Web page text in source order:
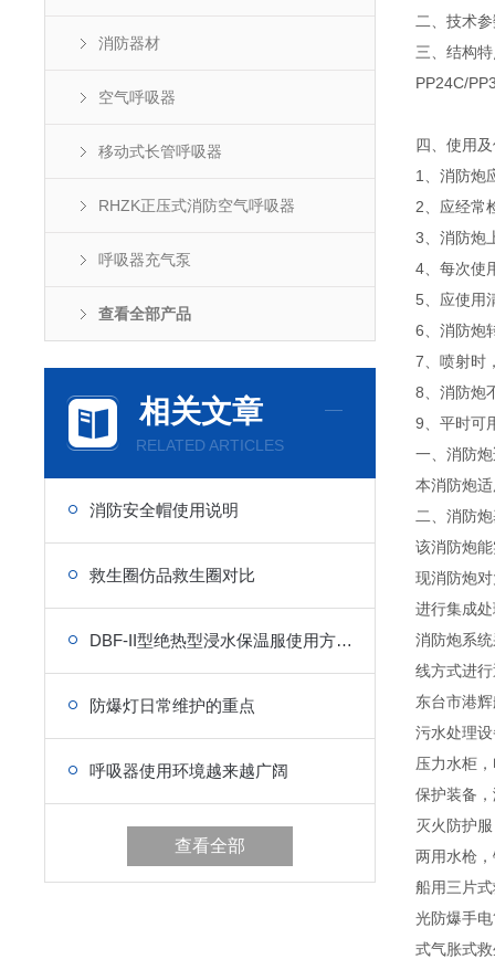
消防器材
空气呼吸器
移动式长管呼吸器
RHZK正压式消防空气呼吸器
呼吸器充气泵
查看全部产品
相关文章
RELATED ARTICLES
消防安全帽使用说明
救生圈仿品救生圈对比
DBF-II型绝热型浸水保温服使用方法及保存注意事项
防爆灯日常维护的重点
呼吸器使用环境越来越广阔
查看全部
二、技术
三、结构
PP24C/
四、使用
1、消防炮
2、应经常
3、消防炮
4、每次使
5、应使用
6、消防炮
7、喷射时
8、消防炮
9、平时可
一、消防
本消防炮
二、消防
该消防炮
现消防炮
进行集成
消防炮系
线方式进
东台市港
污水处理
压力水柜
保护装备
灭火防护
两用水枪
船用三片
光防爆手
式气胀式